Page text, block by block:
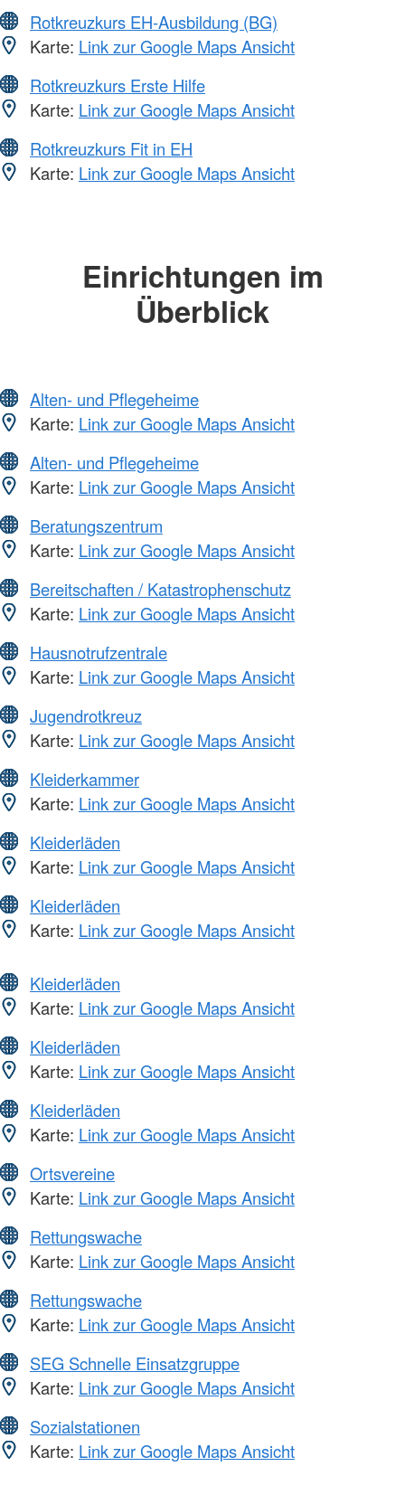
Rotkreuzkurs EH-Ausbildung (BG)
Karte: Link zur Google Maps Ansicht
Rotkreuzkurs Erste Hilfe
Karte: Link zur Google Maps Ansicht
Rotkreuzkurs Fit in EH
Karte: Link zur Google Maps Ansicht
Einrichtungen im
Überblick
Alten- und Pflegeheime
Karte: Link zur Google Maps Ansicht
Alten- und Pflegeheime
Karte: Link zur Google Maps Ansicht
Beratungszentrum
Karte: Link zur Google Maps Ansicht
Bereitschaften / Katastrophenschutz
Karte: Link zur Google Maps Ansicht
Hausnotrufzentrale
Karte: Link zur Google Maps Ansicht
Jugendrotkreuz
Karte: Link zur Google Maps Ansicht
Kleiderkammer
Karte: Link zur Google Maps Ansicht
Kleiderläden
Karte: Link zur Google Maps Ansicht
Kleiderläden
Karte: Link zur Google Maps Ansicht
Kleiderläden
Karte: Link zur Google Maps Ansicht
Kleiderläden
Karte: Link zur Google Maps Ansicht
Kleiderläden
Karte: Link zur Google Maps Ansicht
Ortsvereine
Karte: Link zur Google Maps Ansicht
Rettungswache
Karte: Link zur Google Maps Ansicht
Rettungswache
Karte: Link zur Google Maps Ansicht
SEG Schnelle Einsatzgruppe
Karte: Link zur Google Maps Ansicht
Sozialstationen
Karte: Link zur Google Maps Ansicht